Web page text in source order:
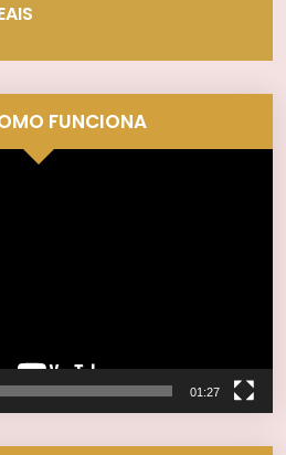
FUNCIONA
01:27